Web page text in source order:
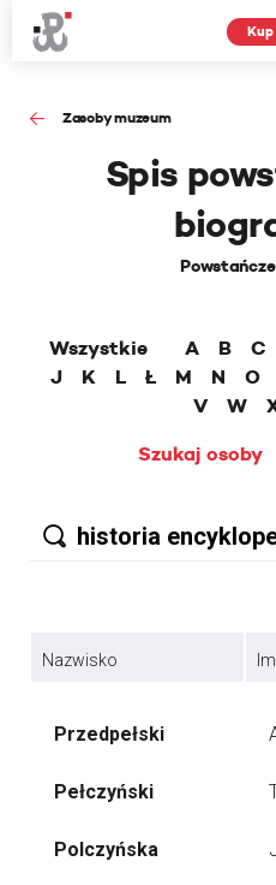
Zasoby muzeum
Spis
Wszystkie A B C
J
K L Ł M N O
V
W
Szukaj osoby
Nazwisko
Przedpełski
Pełczyński
Polczyńska